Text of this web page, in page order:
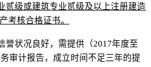
贰级或建筑专业贰级及以上注册建造
考核合格证书。
誉状况良好，需提供（2017年度至
审计报告， 成立时间不足三年的提